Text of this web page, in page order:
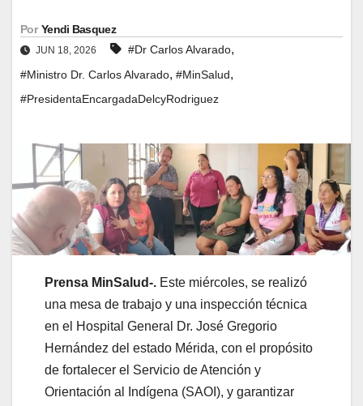
Por Yendi Basquez
JUN 18, 2026 #Dr Carlos Alvarado,
#Ministro Dr. Carlos Alvarado, #MinSalud,
#PresidentaEncargadaDelcyRodriguez
Prensa MinSalud-. Este miércoles, se realizó
una mesa de trabajo y una inspección técnica
en el Hospital General Dr. José Gregorio
Hernández del estado Mérida, con el propósito
de fortalecer el Servicio de Atención y
Orientación al Indígena (SAOI), y garantizar